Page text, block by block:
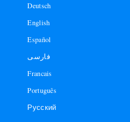
Deutsch
English
Español
فارسی
Francais
Português
Русский